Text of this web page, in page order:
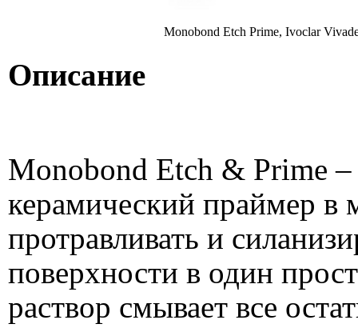
Monobond Etch Prime, Ivoclar
Описание
Monobond Etch & Prime
керамический праймер
протравливать и
поверхности в один
раствор смывает все